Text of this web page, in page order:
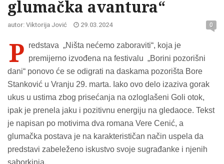
glumačka avantura“
autor: Viktorija Jović 29.03.2024 0
P redstava „Ništa nećemo zaboraviti“, koja je
premijerno izvođena na festivalu „Borini pozorišni
dani“ ponovo će se odigrati na daskama pozorišta Bore
Stanković u Vranju 29. marta. Iako ovo delo izaziva gorak
ukus u ustima zbog prisećanja na ozloglašeni Goli otok,
ipak je prenela jaku i pozitivnu energiju na gledaoce. Tekst
je napisan po motivima dva romana Vere Cenić, a
glumačka postava je na karakterističan način uspela da
predstavi zabeleženo iskustvo svoje sugrađanke i njenih
saborkinja.